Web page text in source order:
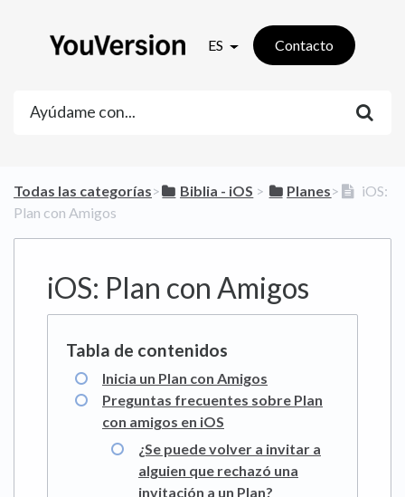
ES Contacto
Todas las categorías​>​ ​Biblia - iOS ​ > ​ ​Planes​>​
iOS:
Plan con Amigos
iOS: Plan con Amigos
Inicia un Plan con Amigos
Preguntas frecuentes sobre Plan
con amigos en iOS
¿Se puede volver a invitar a
alguien que rechazó una
invitación a un Plan?